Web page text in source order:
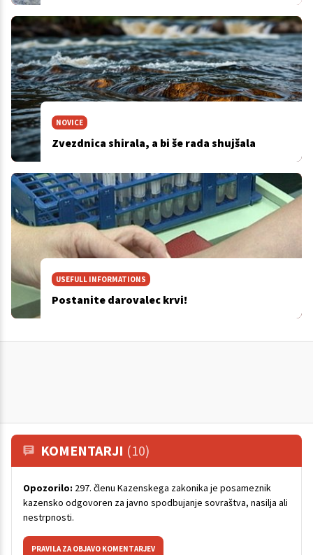
NOVICE
Zvezdnica shirala, a bi še rada shujšala
USEFULL INFORMATIONS
Postanite darovalec krvi!
KOMENTARJI (10)
Opozorilo: 297. členu Kazenskega zakonika je posameznik
kazensko odgovoren za javno spodbujanje sovraštva, nasilja ali
nestrpnosti.
PRAVILA ZA OBJAVO KOMENTARJEV